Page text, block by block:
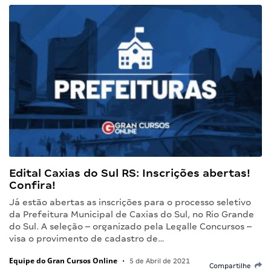
Edital Caxias do Sul RS: Inscrições abertas!
Confira!
Já estão abertas as inscrições para o processo seletivo
da Prefeitura Municipal de Caxias do Sul, no Rio Grande
do Sul. A seleção – organizado pela Legalle Concursos –
visa o provimento de cadastro de…
Equipe do Gran Cursos Online • 5 de Abril de 2021
Compartilhe